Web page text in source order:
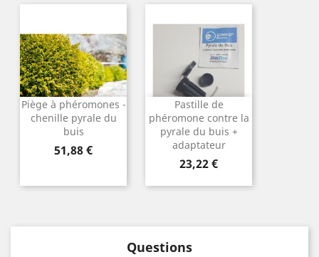
Piège à phéromones -
chenille pyrale du
buis
Prix
51,88 €
Pastille de
phéromone contre la
pyrale du buis +
adaptateur
Prix
23,22 €
Questions